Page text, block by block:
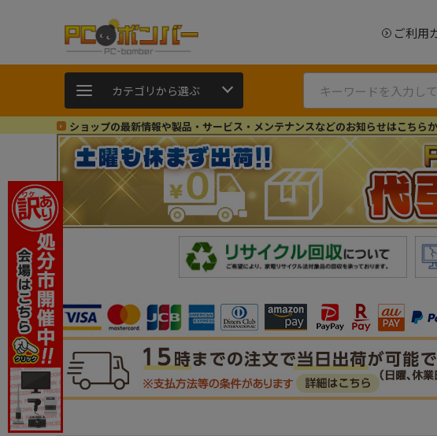
ご利用
カテゴリから選ぶ
ショップの最新情報や製品・サービス・メンテナンスなどのお知らせはこちら